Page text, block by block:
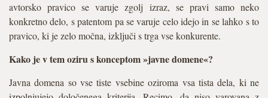
avtorsko pravico se varuje zgolj izraz, se pravi samo neko
konkretno delo, s patentom pa se varuje celo idejo in se lahko s to
pravico, ki je zelo močna, izključi s trga vse konkurente.
Kako je v tem oziru s konceptom »javne domene«?
Javna domena so vse tiste vsebine oziroma vsa tista dela, ki ne